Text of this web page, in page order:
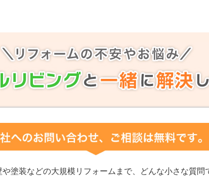
塗装などの大規模リフォームまで、どんな小さな質問